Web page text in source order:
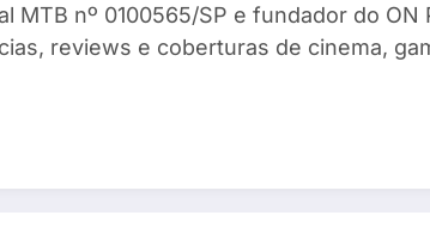
MTB nº 0100565/SP e fundador do
reviews e coberturas de cinema,